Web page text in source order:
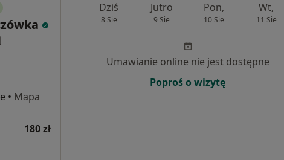
• Mapa
180 zł
Dziś
8 Sie
Jutro
9 Sie
Pon,
10 Sie
Wt,
11 Sie
Umawianie online nie jest dostępne
Poproś o wizytę